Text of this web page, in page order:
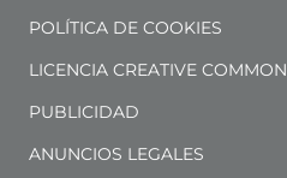
POLÍTICA DE COOKIES
LICENCIA CREATIVE
PUBLICIDAD
ANUNCIOS LEGALES